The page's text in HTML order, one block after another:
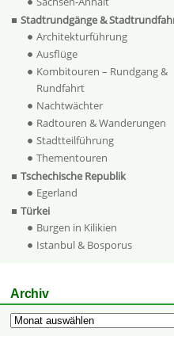
Stadtrundgänge &
Architekturführung
Ausflüge
Kombitouren – Rundgang &
Rundfahrt
Nachtwächter
Radtouren & Wanderungen
Stadtteilführung
Thementouren
Tschechische Republik
Egerland
Türkei
Burgen in Kilikien
Istanbul & Bosporus
Archiv
Archiv